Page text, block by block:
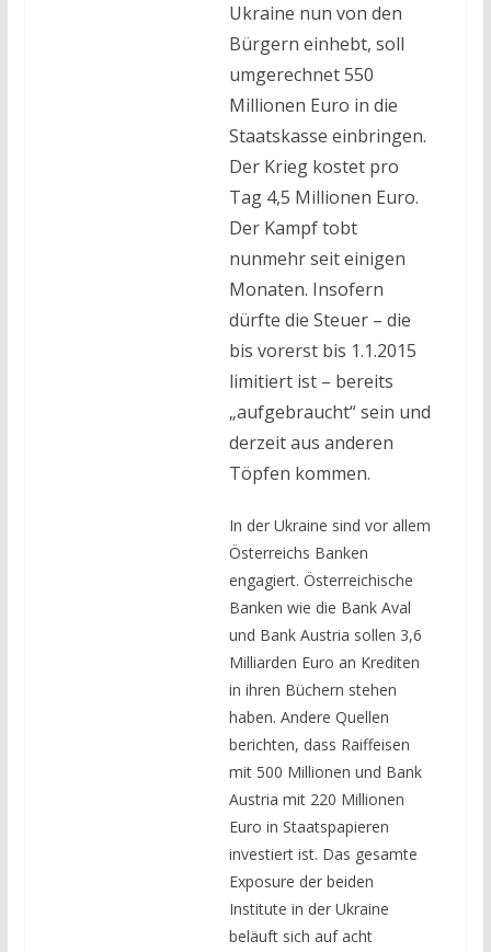
Ukraine nun von den
Bürgern einhebt, soll
umgerechnet 550
Millionen Euro in die
Staatskasse einbringen.
Der Krieg kostet pro
Tag 4,5 Millionen Euro.
Der Kampf tobt
nunmehr seit einigen
Monaten. Insofern
dürfte die Steuer – die
bis vorerst bis 1.1.2015
limitiert ist – bereits
„aufgebraucht“ sein und
derzeit aus anderen
Töpfen kommen.
In der Ukraine sind vor allem
Österreichs Banken
engagiert. Österreichische
Banken wie die Bank Aval
und Bank Austria sollen 3,6
Milliarden Euro an Krediten
in ihren Büchern stehen
haben. Andere Quellen
berichten, dass Raiffeisen
mit 500 Millionen und Bank
Austria mit 220 Millionen
Euro in Staatspapieren
investiert ist. Das gesamte
Exposure der beiden
Institute in der Ukraine
beläuft sich auf acht